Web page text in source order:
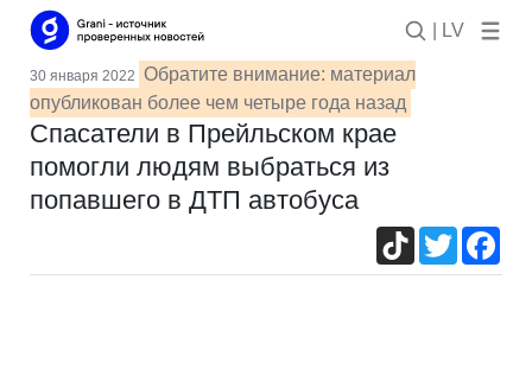
| LV
30 января 2022 Обратите внимание: материал
опубликован более чем четыре года назад
Спасатели в Прейльском крае
помогли людям выбраться из
попавшего в ДТП автобуса
TikTokTwitter